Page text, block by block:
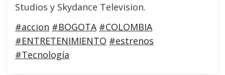
Studios y Skydance Television.
#accion #BOGOTA #COLOMBIA
#ENTRETENIMIENTO #estrenos
#Tecnología